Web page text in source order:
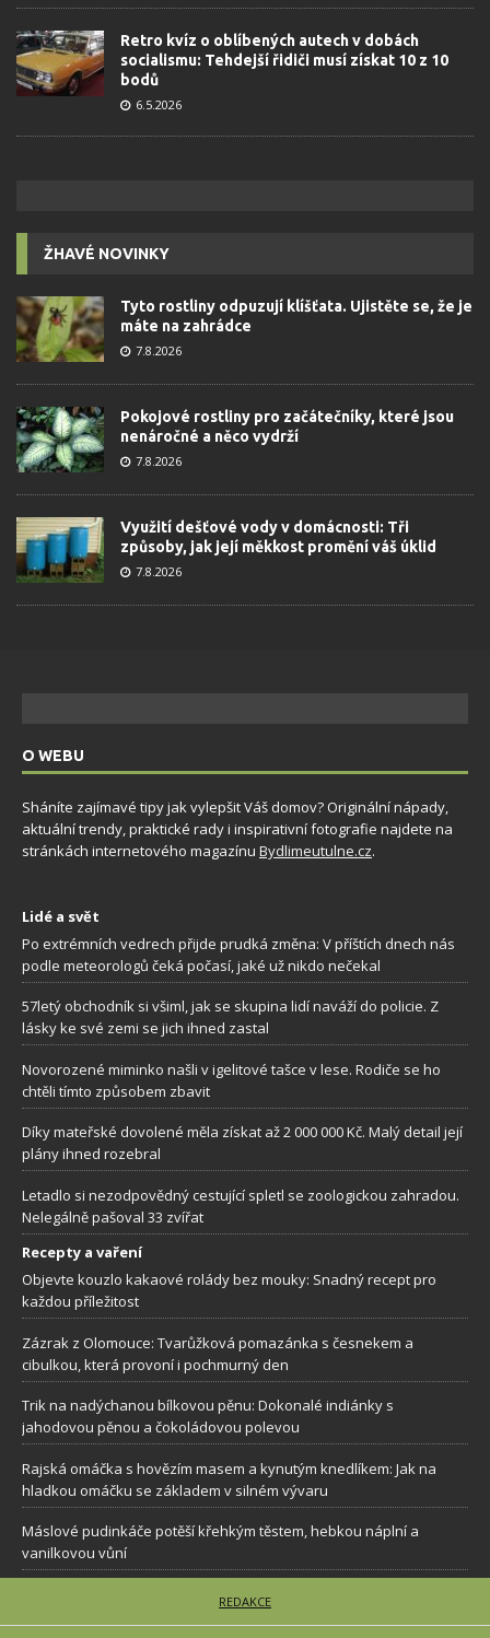
Retro kvíz o oblíbených autech v dobách
socialismu: Tehdejší řidiči musí získat 10 z 10
bodů
6.5.2026
ŽHAVÉ NOVINKY
Tyto rostliny odpuzují klíšťata. Ujistěte se, že je
máte na zahrádce
7.8.2026
Pokojové rostliny pro začátečníky, které jsou
nenáročné a něco vydrží
7.8.2026
Využití dešťové vody v domácnosti: Tři
způsoby, jak její měkkost promění váš úklid
7.8.2026
O WEBU
Sháníte zajímavé tipy jak vylepšit Váš domov? Originální nápady,
aktuální trendy, praktické rady i inspirativní fotografie najdete na
stránkách internetového magazínu Bydlimeutulne.cz.
Lidé a svět
Po extrémních vedrech přijde prudká změna: V příštích dnech nás
podle meteorologů čeká počasí, jaké už nikdo nečekal
57letý obchodník si všiml, jak se skupina lidí naváží do policie. Z
lásky ke své zemi se jich ihned zastal
Novorozené miminko našli v igelitové tašce v lese. Rodiče se ho
chtěli tímto způsobem zbavit
Díky mateřské dovolené měla získat až 2 000 000 Kč. Malý detail její
plány ihned rozebral
Letadlo si nezodpovědný cestující spletl se zoologickou zahradou.
Nelegálně pašoval 33 zvířat
Recepty a vaření
Objevte kouzlo kakaové rolády bez mouky: Snadný recept pro
každou příležitost
Zázrak z Olomouce: Tvarůžková pomazánka s česnekem a
cibulkou, která provoní i pochmurný den
Trik na nadýchanou bílkovou pěnu: Dokonalé indiánky s
jahodovou pěnou a čokoládovou polevou
Rajská omáčka s hovězím masem a kynutým knedlíkem: Jak na
hladkou omáčku se základem v silném vývaru
Máslové pudinkáče potěší křehkým těstem, hebkou náplní a
vanilkovou vůní
REDAKCE